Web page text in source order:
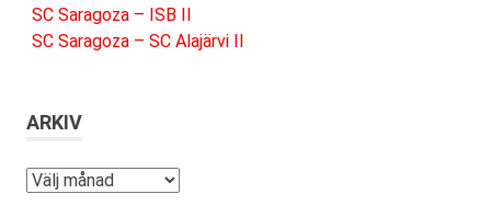
SC Saragoza – ISB II
SC Saragoza – SC Alajärvi II
ARKIV
Arkiv